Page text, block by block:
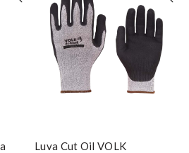
Luva Cut Oil VOLK